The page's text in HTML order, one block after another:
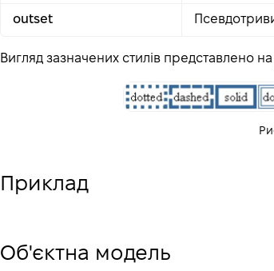
outset
Вигляд зазначених стилів представлено на
Приклад
Об'єктна модель